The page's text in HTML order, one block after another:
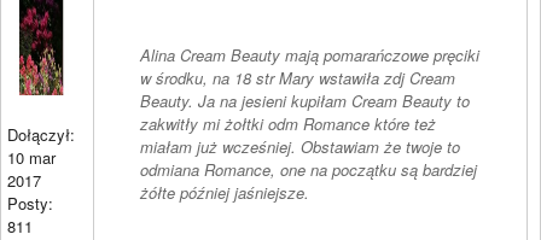
Dołączył:
10 mar
2017
Posty:
811
Alina Cream Beauty mają pomarańczowe pręciki
w środku, na 18 str Mary wstawiła zdj Cream
Beauty. Ja na jesieni kupiłam Cream Beauty to
zakwitły mi żołtki odm Romance które też
miałam już wcześniej. Obstawiam że twoje to
odmiana Romance, one na początku są bardziej
żółte później jaśniejsze.